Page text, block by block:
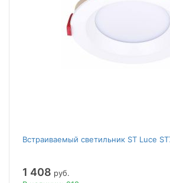
Встраиваемый светильник ST Luce
1 408 руб.